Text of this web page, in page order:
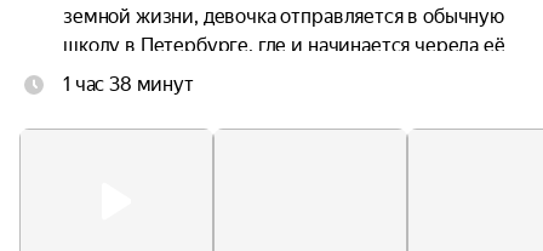
земной жизни, девочка отправляется в обычную
школу в Петербурге, где и начинается череда её
невероятных приключений.
1 час 38 минут